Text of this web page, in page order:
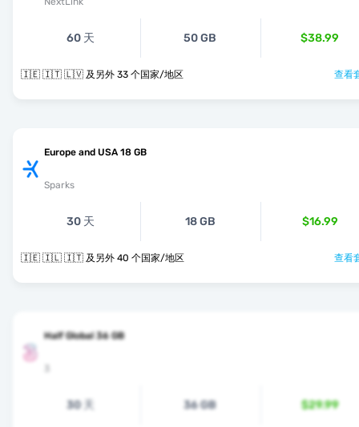
60 天 50 GB $38.99
🇮🇪 🇮🇹 🇱🇻 及另外 33 个国家/地区 查看
Europe and USA 18 GB
Sparks
30 天 18 GB $16.99
🇮🇪 🇮🇱 🇮🇹 及另外 40 个国家/地区 查看
Half Global 36 GB
30 天 36 GB $29.99